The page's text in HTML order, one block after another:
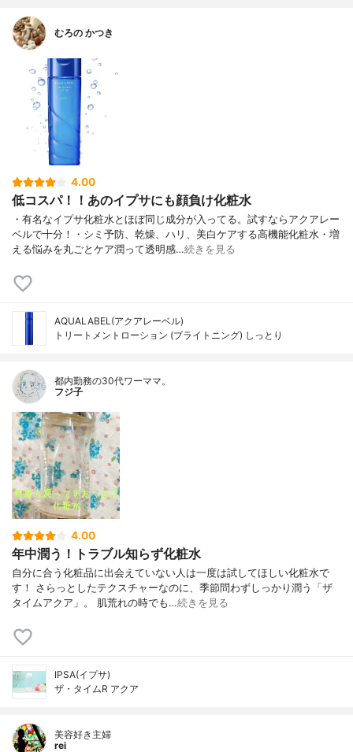
むろの かつき
4.00
低コスパ！！あのイプサにも顔負け化粧水
・有名なイプサ化粧水とほぼ同じ成分が入ってる。試すならアクアレー
ベルで十分！・シミ予防、乾燥、ハリ、美白ケアする高機能化粧水・増
える悩みを丸ごとケア潤って透明感…続きを見る
AQUALABEL(アクアレーベル)
トリートメントローション (ブライトニング) しっとり
都内勤務の30代ワーママ。
フジ子
4.00
年中潤う！トラブル知らず化粧水
自分に合う化粧品に出会えていない人は一度は試してほしい化粧水で
す！ さらっとしたテクスチャーなのに、季節問わずしっかり潤う「ザ
タイムアクア」。 肌荒れの時でも…続きを見る
IPSA(イプサ)
ザ・タイムR アクア
美容好き主婦
rei